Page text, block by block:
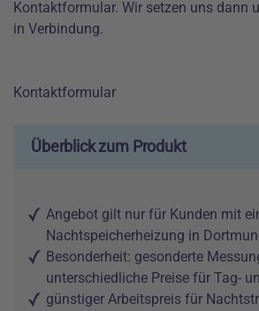
Kontaktformular. Wir setzen uns dann
in Verbindung.
Kontaktformular
Überblick zum Produkt
Angebot gilt nur für Kunden mit
Nachtspeicherheizung in
Besonderheit: gesonderte
unterschiedliche Preise für Tag-
günstiger Arbeitspreis für